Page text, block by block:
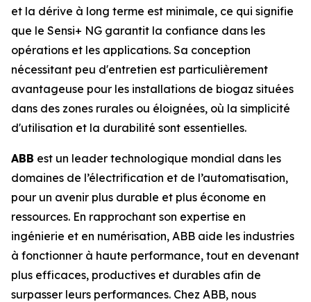
et la dérive à long terme est minimale, ce qui signifie
que le Sensi+ NG garantit la confiance dans les
opérations et les applications. Sa conception
nécessitant peu d'entretien est particulièrement
avantageuse pour les installations de biogaz situées
dans des zones rurales ou éloignées, où la simplicité
d'utilisation et la durabilité sont essentielles.
ABB est un leader technologique mondial dans les
domaines de l’électrification et de l’automatisation,
pour un avenir plus durable et plus économe en
ressources. En rapprochant son expertise en
ingénierie et en numérisation, ABB aide les industries
à fonctionner à haute performance, tout en devenant
plus efficaces, productives et durables afin de
surpasser leurs performances. Chez ABB, nous